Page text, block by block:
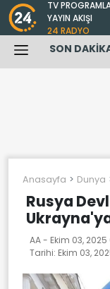
TV
YAYIN AKIŞI
24 RADYO
SON
Anasayfa Dunya
Rusya
AA - Ekim 03,
Tarihi: Ekim 03,